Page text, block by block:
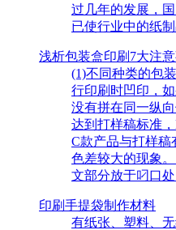
过几年的发展，
已使行业中的纸
浅析包装盒印刷7大注
(1)不同种类的包
行印刷时凹印，
没有拼在同一纵
达到打样稿标准
C款产品与打样
色差较大的现象
文部分放于叼口
印刷手提袋制作材料
有纸张、塑料、